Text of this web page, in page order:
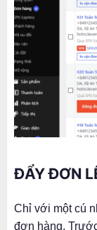
ĐẨY ĐƠN
Chỉ với một cú
đơn hàng.